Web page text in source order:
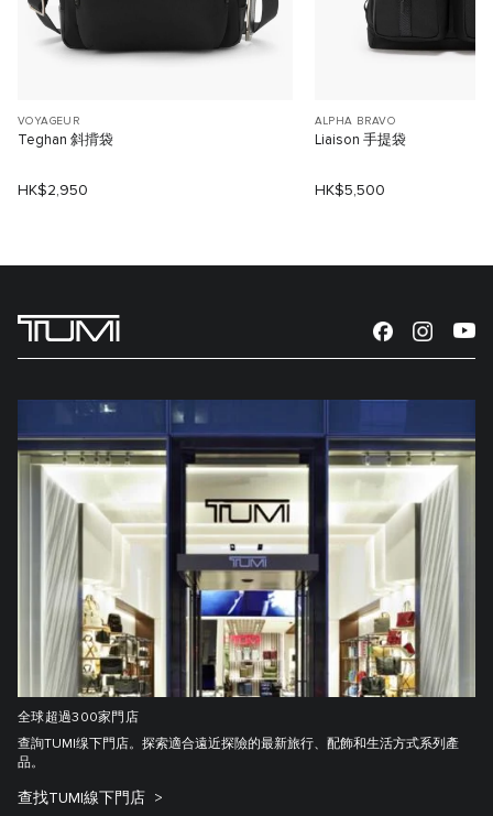
VOYAGEUR
Teghan 斜揹袋
HK$2,950
ALPHA BRAVO
Liaison 手提袋
HK$5,500
全球超過300家門店
查詢TUMI缐下門店。探索適合遠近探險的最新旅行、配飾和生活方式系列產
品。
查找TUMI線下門店